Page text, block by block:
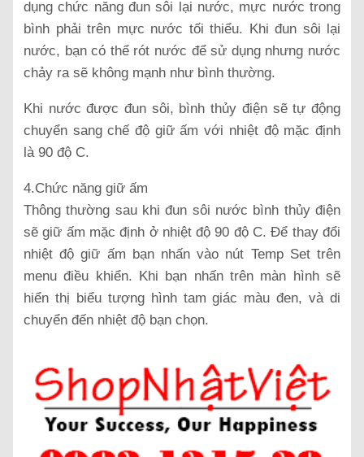
dụng chức năng đun sôi lại nước, mực nước trong
bình phải trên mực nước tối thiểu. Khi đun sôi lại
nước, bạn có thể rót nước để sử dụng nhưng nước
chảy ra sẽ không mạnh như bình thường.
Khi nước được đun sôi, bình thủy điện sẽ tự động
chuyển sang chế độ giữ ấm với nhiệt độ mặc định
là 90 độ C.
4.Chức năng giữ ấm
Thông thường sau khi đun sôi nước bình thủy điện
sẽ giữ ấm mặc định ở nhiệt độ 90 độ C. Để thay đổi
nhiệt độ giữ ấm bạn nhấn vào nút Temp Set trên
menu điều khiển. Khi bạn nhấn trên màn hình sẽ
hiển thị biểu tượng hình tam giác màu đen, và di
chuyển đến nhiệt độ bạn chọn.